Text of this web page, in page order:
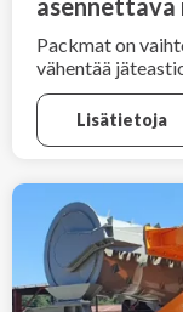
Packmat on
vähentää
Lisätietoja